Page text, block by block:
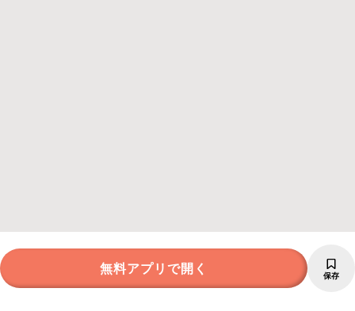
無料アプリで開く 保存